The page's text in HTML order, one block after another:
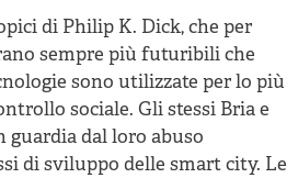
di Philip K. Dick, che per
sempre più futuribili che
sono utilizzate per lo più
sociale. Gli stessi Bria e
guardia dal loro abuso
di sviluppo delle smart city. Le